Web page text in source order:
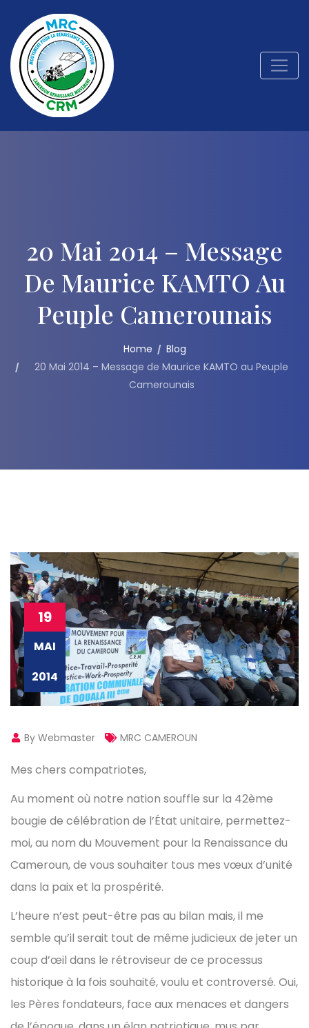
20 Mai 2014 – Message
De Maurice KAMTO Au
Peuple Camerounais
Home
Blog
20 Mai 2014 – Message de Maurice KAMTO au Peuple
Camerounais
19
MAI
2014
By Webmaster MRC CAMEROUN
Mes chers compatriotes,
Au moment où notre nation souffle sur la 42ème
bougie de célébration de l’État unitaire, permettez-
moi, au nom du Mouvement pour la Renaissance du
Cameroun, de vous souhaiter tous mes vœux d’unité
dans la paix et la prospérité.
L’heure n’est peut-être pas au bilan mais, il me
semble qu’il serait tout de même judicieux de jeter un
coup d’œil dans le rétroviseur de ce processus
historique à la fois souhaité, voulu et controversé. Oui,
les Pères fondateurs, face aux menaces et dangers